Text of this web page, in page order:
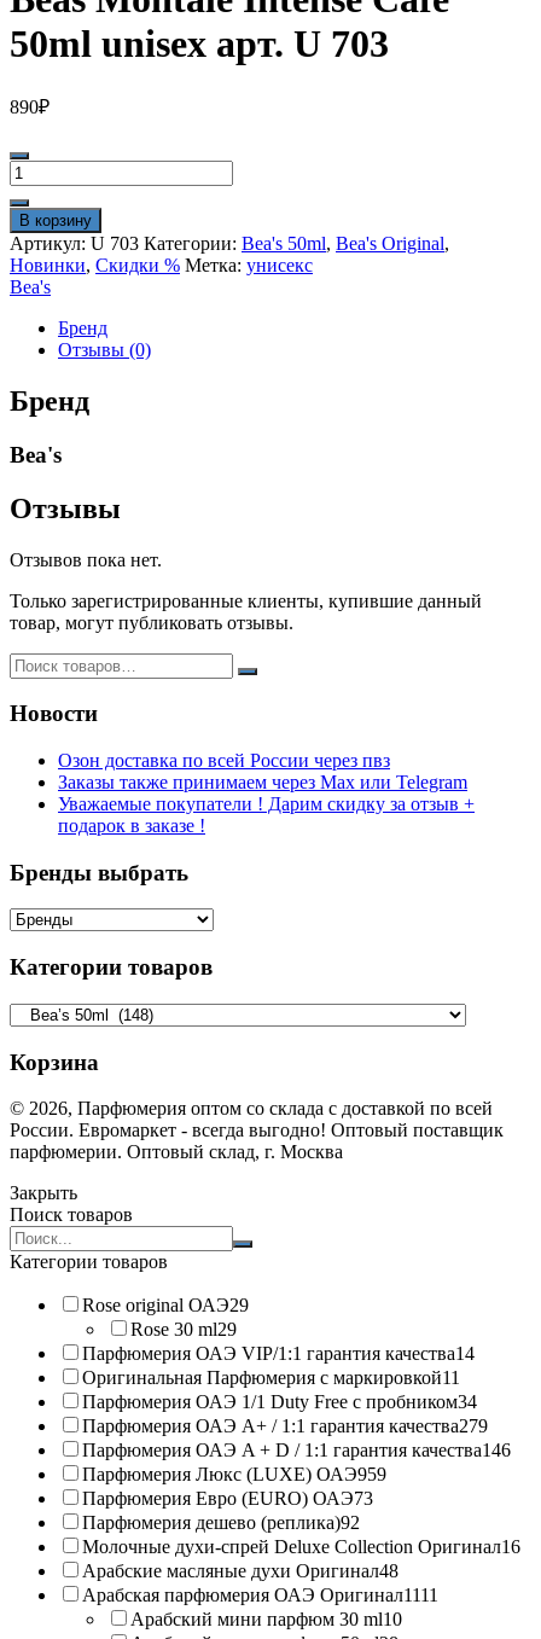
50ml unisex арт. U 703
890₽
Количество
товара
Beas
Montale
Intense
Cafe
50ml
unisex
703
В корзину
Артикул: U 703 Категории: Bea's 50ml, Bea's Original,
Новинки, Скидки % Метка: унисекс
Bea's
Бренд
Отзывы (0)
Бренд
Bea's
Отзывы
Отзывов пока нет.
Только зарегистрированные клиенты, купившие данный
товар, могут публиковать отзывы.
Новости
Озон доставка по всей России через пвз
Заказы также принимаем через Max или Telegram
Уважаемые покупатели ! Дарим скидку за отзыв +
подарок в заказе !
Бренды выбрать
Категории товаров
Корзина
© 2026, Парфюмерия оптом со склада с доставкой по всей
России. Евромаркет - всегда выгодно! Оптовый поставщик
парфюмерии. Оптовый склад, г. Москва
Закрыть
Поиск товаров
Search
products:
Категории товаров
Rose original ОАЭ29
Rose 30 ml29
Парфюмерия ОАЭ VIP/1:1 гарантия качества14
Оригинальная Парфюмерия с маркировкой11
Парфюмерия ОАЭ 1/1 Duty Free с пробником34
Парфюмерия ОАЭ A+ / 1:1 гарантия качества279
Парфюмерия ОАЭ A + D / 1:1 гарантия качества146
Парфюмерия Люкс (LUXE) ОАЭ959
Парфюмерия Евро (EURO) ОАЭ73
Парфюмерия дешево (реплика)92
Молочные духи-спрей Deluxe Collection Оригинал16
Арабские масляные духи Оригинал48
Арабская парфюмерия ОАЭ Оригинал1111
Арабский мини парфюм 30 ml10